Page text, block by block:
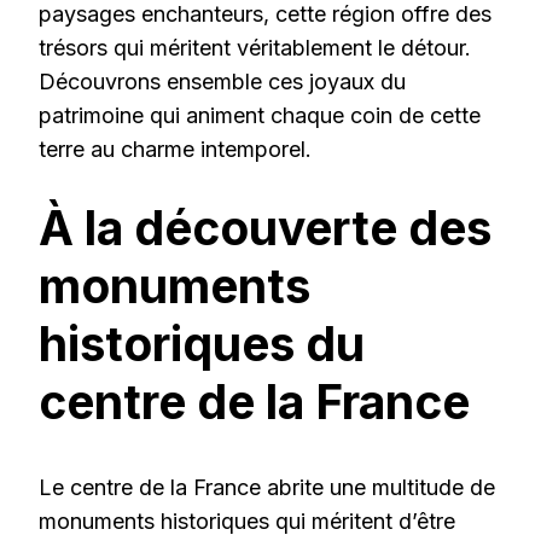
paysages enchanteurs, cette région offre des
trésors qui méritent véritablement le détour.
Découvrons ensemble ces joyaux du
patrimoine qui animent chaque coin de cette
terre au charme intemporel.
À la découverte des
monuments
historiques du
centre de la France
Le centre de la France abrite une multitude de
monuments historiques qui méritent d’être